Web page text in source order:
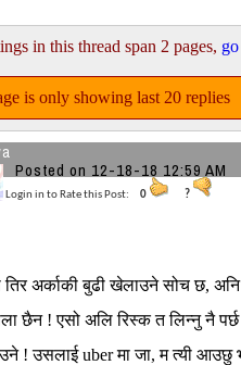
in this thread span 2 pages,
is only showing last 20 replies
Posted on 12-18-18 12:59 AM
Login in to Rate this Post: 0 ?
तिर अर्काकी बुढी खेलाउने सोच छ,
छैन ! एसो अलि रिस्क त लिन्नु नै पर्छ
! उसलाई uber मा जा, म त्यी